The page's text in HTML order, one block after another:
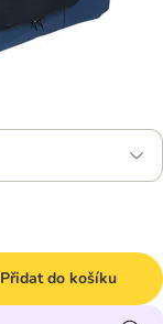
Přidat do košíku